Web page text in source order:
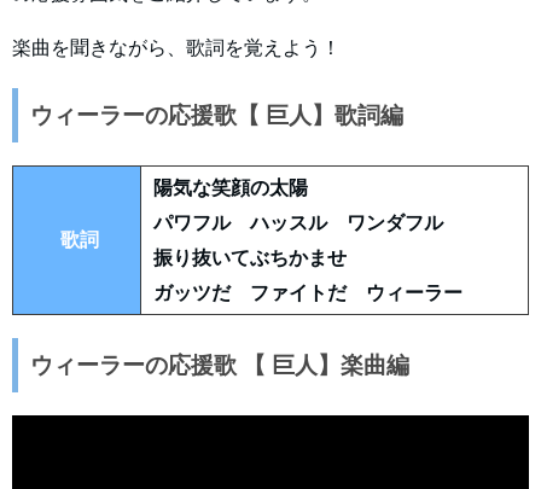
楽曲を聞きながら、歌詞を覚えよう！
ウィーラーの応援歌【 巨人】歌詞編
歌詞
陽気な笑顔の太陽
パワフル ハッスル ワンダフル
振り抜いてぶちかませ
ガッツだ ファイトだ ウィーラー
ウィーラーの応援歌 【 巨人】楽曲編